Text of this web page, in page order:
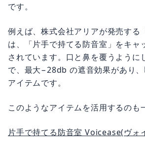
です。
例えば、株式会社アリアが発売する
は、「片手で持てる防音室」をキャ
されています。口と鼻を覆うように
で、最大−28db の遮音効果があり
アイテムです。
このようなアイテムを活用するのも
片手で持てる防音室 Voicease(ヴォ